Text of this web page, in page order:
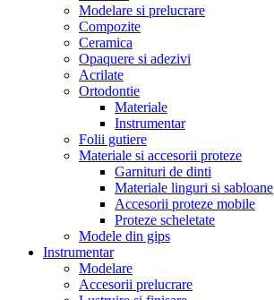
Modelare si prelucrare
Compozite
Ceramica
Opaquere si adezivi
Acrilate
Ortodontie
Materiale
Instrumentar
Folii gutiere
Materiale si accesorii proteze
Garnituri de dinti
Materiale linguri si sabloane
Accesorii proteze mobile
Proteze scheletate
Modele din gips
Instrumentar
Modelare
Accesorii prelucrare